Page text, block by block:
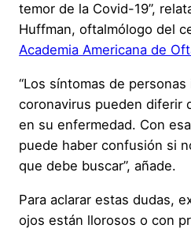
temor de la Covid-19”,
Huffman, oftalmólogo del
Academia Americana de
“Los síntomas de
coronavirus pueden diferir
en su enfermedad. Con
puede haber confusión si
que debe buscar”, añade.
Para aclarar estas dudas,
ojos están llorosos o con